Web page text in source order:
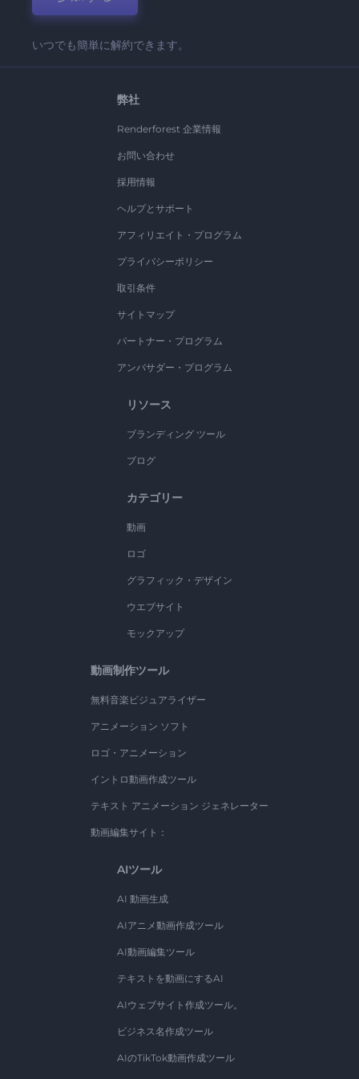
いつでも簡単に解約できます。
弊社
Renderforest 企業情報
お問い合わせ
採用情報
ヘルプとサポート
アフィリエイト・プログラム
プライバシーポリシー
取引条件
サイトマップ
パートナー・プログラム
アンバサダー・プログラム
リソース
ブランディング ツール
ブログ
カテゴリー
動画
ロゴ
グラフィック・デザイン
ウエブサイト
モックアップ
動画制作ツール
無料音楽ビジュアライザー
アニメーション ソフト
ロゴ・アニメーション
イントロ動画作成ツール
テキスト アニメーション ジェネレーター
動画編集サイト：
AIツール
AI 動画生成
AIアニメ動画作成ツール
AI動画編集ツール
テキストを動画にするAI
AIウェブサイト作成ツール。
ビジネス名作成ツール
AIのTikTok動画作成ツール